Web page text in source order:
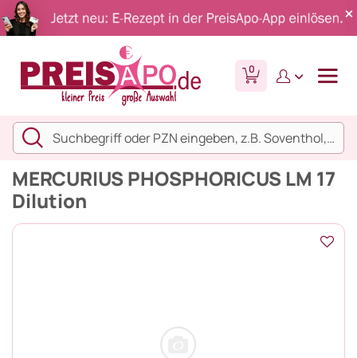
0
MERCURIUS PHOSPHORICUS LM 17
Dilution